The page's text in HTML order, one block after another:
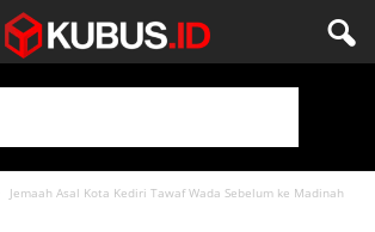
Jemaah Asal Kota Kediri Tawaf Wada Sebelum ke Madinah